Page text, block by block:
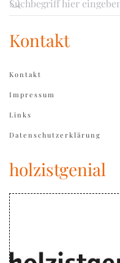
Kontakt
Kontakt
Impressum
Links
Datenschutzerklärung
holzistgenial